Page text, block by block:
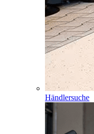
Händlersuche